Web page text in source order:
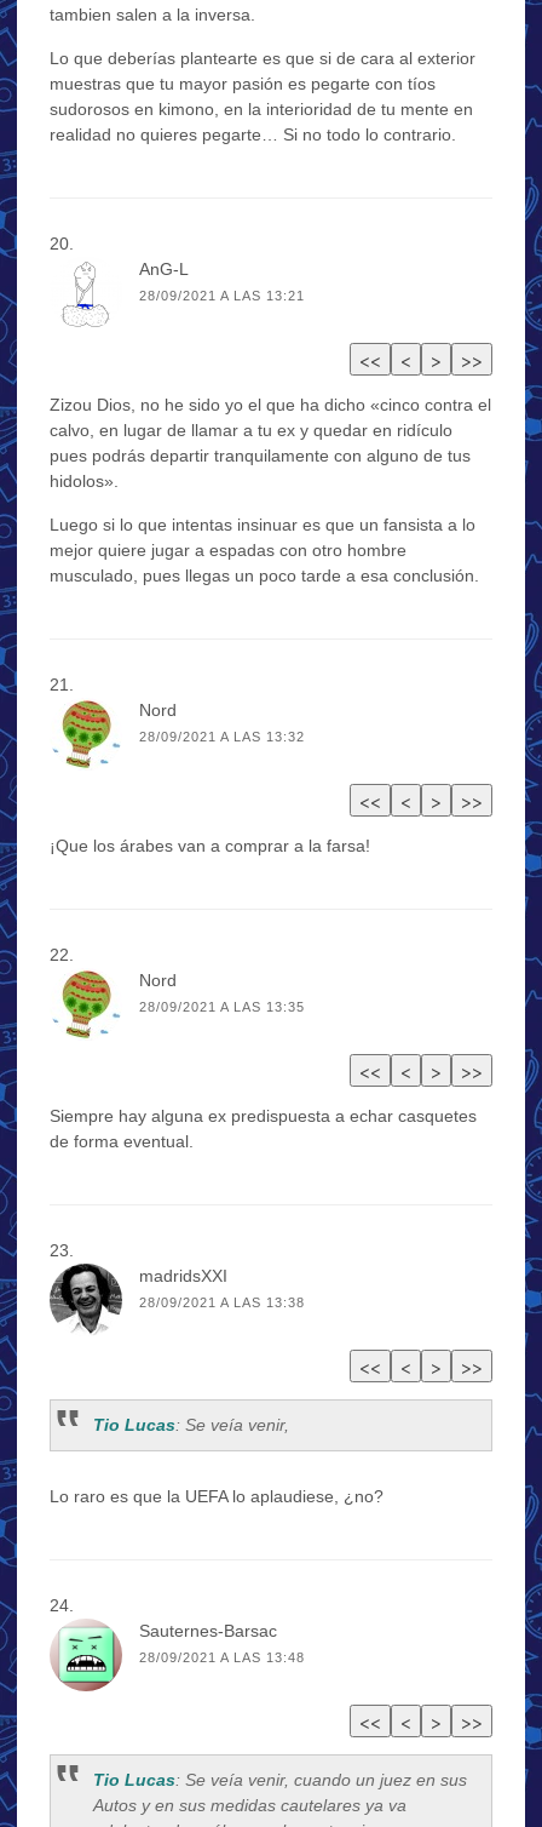
tambien salen a la inversa.
Lo que deberías plantearte es que si de cara al exterior
muestras que tu mayor pasión es pegarte con tíos
sudorosos en kimono, en la interioridad de tu mente en
realidad no quieres pegarte… Si no todo lo contrario.
AnG-L
28/09/2021 A LAS 13:21
Zizou Dios, no he sido yo el que ha dicho «cinco contra el
calvo, en lugar de llamar a tu ex y quedar en ridículo
pues podrás departir tranquilamente con alguno de tus
hidolos».
Luego si lo que intentas insinuar es que un fansista a lo
mejor quiere jugar a espadas con otro hombre
musculado, pues llegas un poco tarde a esa conclusión.
Nord
28/09/2021 A LAS 13:32
¡Que los árabes van a comprar a la farsa!
Nord
28/09/2021 A LAS 13:35
Siempre hay alguna ex predispuesta a echar casquetes
de forma eventual.
madridsXXI
28/09/2021 A LAS 13:38
Tio Lucas: Se veía venir,
Lo raro es que la UEFA lo aplaudiese, ¿no?
Sauternes-Barsac
28/09/2021 A LAS 13:48
Tio Lucas: Se veía venir, cuando un juez en sus
Autos y en sus medidas cautelares ya va